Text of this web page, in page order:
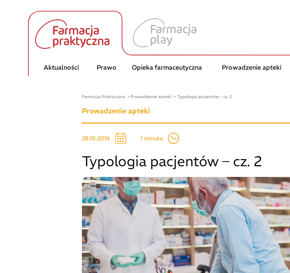
Aktualności Prawo Opieka farmaceutyczna Prowadzenie apteki
Farmacja Praktyczna Prowadzenie apteki Typologia pacjentów – cz. 2
Prowadzenie apteki
28.10.2016 1 minuta
Typologia pacjentów – cz. 2